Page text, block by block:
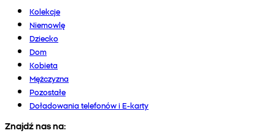
Kolekcje
Niemowlę
Dziecko
Dom
Kobieta
Mężczyzna
Pozostałe
Doładowania telefonów i E-karty
Znajdź nas na: